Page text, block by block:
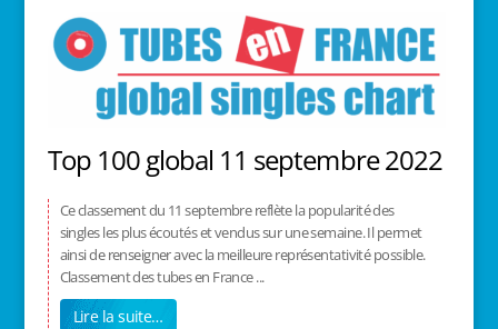
Top 100 global 11 septembre 2022
Ce classement du 11 septembre reflète la popularité des
singles les plus écoutés et vendus sur une semaine. Il permet
ainsi de renseigner avec la meilleure représentativité possible.
Classement des tubes en France ...
Lire la suite…